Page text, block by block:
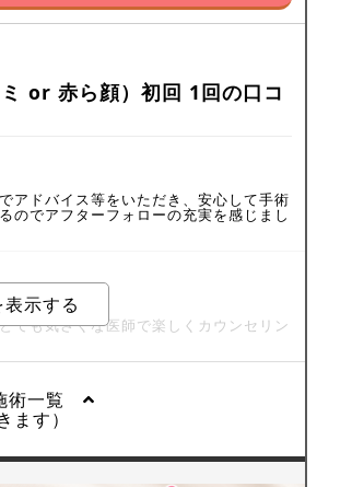
or 赤ら顔）初回 1回の口コ
アドバイス等をいただき、安心して手術
のでアフターフォローの充実を感じまし
ても気さくな医師で楽しくカウンセリン
術一覧
ます）